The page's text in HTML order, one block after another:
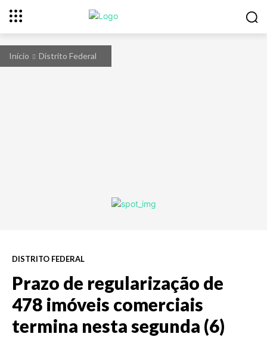
Início Distrito Federal
DISTRITO FEDERAL
Prazo de regularização de
478 imóveis comerciais
termina nesta segunda (6)